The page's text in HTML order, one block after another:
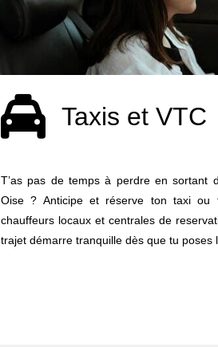
Taxis et VTC
T’as pas de temps à perdre en sortant
Oise ? Anticipe et réserve ton taxi ou
chauffeurs locaux et centrales de
trajet démarre tranquille dès que tu poses